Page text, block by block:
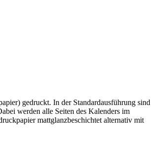
gedruckt. In der Standardausführung sind
werden alle Seiten des Kalenders im
mattglanzbeschichtet alternativ mit